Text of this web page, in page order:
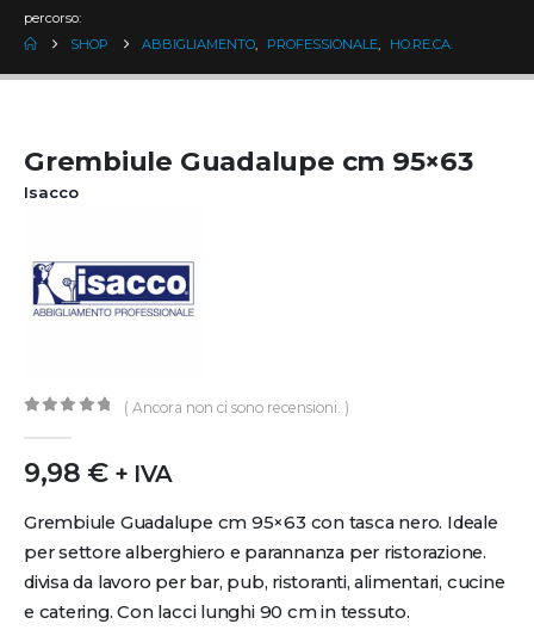
percorso:
SHOP
ABBIGLIAMENTO PROFESSIONALE HO.RE.CA.
Grembiule Guadalupe cm 95×63
Isacco
( Ancora non ci sono recensioni. )
9,98 € + IVA
Grembiule Guadalupe cm 95×63 con tasca nero. Ideale
per settore alberghiero e parannanza per ristorazione.
divisa da lavoro per bar, pub, ristoranti, alimentari, cucine
e catering. Con lacci lunghi 90 cm in tessuto.